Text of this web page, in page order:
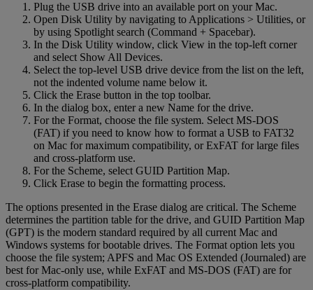
Plug the USB drive into an available port on your Mac.
Open Disk Utility by navigating to Applications > Utilities, or
by using Spotlight search (Command + Spacebar).
In the Disk Utility window, click View in the top-left corner
and select Show All Devices.
Select the top-level USB drive device from the list on the left,
not the indented volume name below it.
Click the Erase button in the top toolbar.
In the dialog box, enter a new Name for the drive.
For the Format, choose the file system. Select MS-DOS
(FAT) if you need to know how to format a USB to FAT32
on Mac for maximum compatibility, or ExFAT for large files
and cross-platform use.
For the Scheme, select GUID Partition Map.
Click Erase to begin the formatting process.
The options presented in the Erase dialog are critical. The Scheme
determines the partition table for the drive, and GUID Partition Map
(GPT) is the modern standard required by all current Mac and
Windows systems for bootable drives. The Format option lets you
choose the file system; APFS and Mac OS Extended (Journaled) are
best for Mac-only use, while ExFAT and MS-DOS (FAT) are for
cross-platform compatibility.